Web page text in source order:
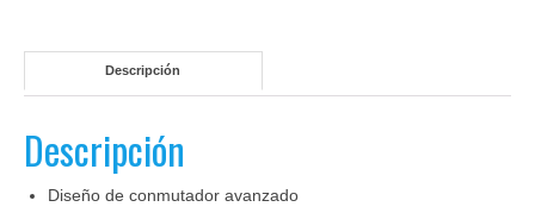
Descripción
Descripción
Diseño de conmutador avanzado